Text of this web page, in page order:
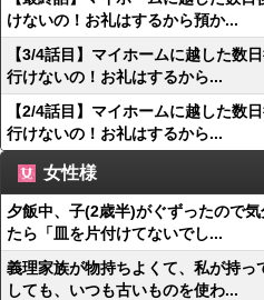
けないの！お礼はするから預か...
【3/4話目】マイホームに越した数
行けないの！お礼はするから...
【2/4話目】マイホームに越した数
行けないの！お礼はするから...
女性様
夕飯中、子(2歳半)がぐずったので
たら「皿を片付けてないでし...
義理家族が物持ちよくて、私が持っ
しても、いつも古いものを使わ...